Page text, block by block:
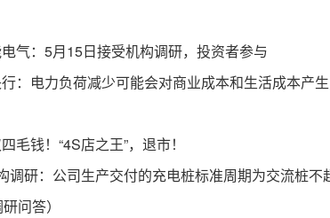
气：5月15日接受机构调研，投资者参与
：电力负荷减少可能会对商业成本和生活成本产
毛钱！“4S店之王”，退市！
调研：公司生产交付的充电桩标准周期为交流桩
问答）